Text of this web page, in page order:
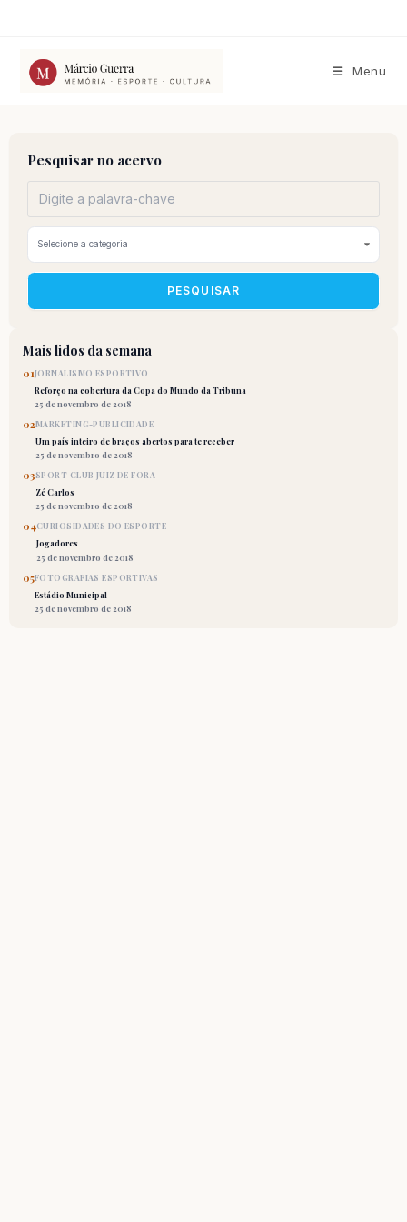
conteúdo
Menu
Pesquisar no acervo
PESQUISAR
Mais lidos da semana
01JORNALISMO ESPORTIVO
Reforço na cobertura da Copa do Mundo da Tribuna
25 de novembro de 2018
02MARKETING-PUBLICIDADE
Um país inteiro de braços abertos para te receber
25 de novembro de 2018
03SPORT CLUB JUIZ DE FORA
Zé Carlos
25 de novembro de 2018
04CURIOSIDADES DO ESPORTE
Jogadores
25 de novembro de 2018
05FOTOGRAFIAS ESPORTIVAS
Estádio Municipal
25 de novembro de 2018